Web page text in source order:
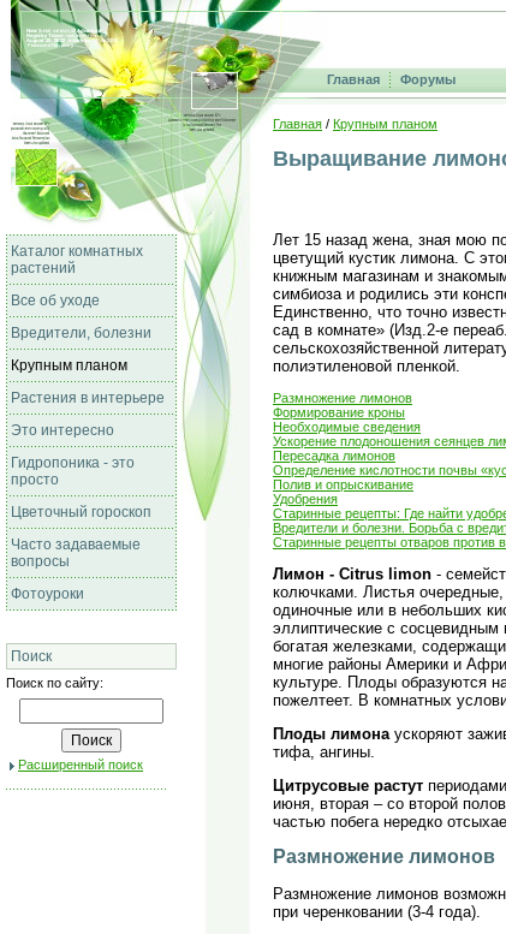
Главная Форумы
Каталог комнатных
растений
Все об уходе
Вредители, болезни
Крупным планом
Растения в интерьере
Это интересно
Гидропоника - это
просто
Цветочный гороскоп
Часто задаваемые
вопросы
Фотоуроки
Поиск
Поиск по сайту:
Расширенный поиск
Главная / Крупным планом
Выращивание
Лет 15 назад жена, зная мою
цветущий кустик лимона. С
книжным магазинам и
симбиоза и родились эти
Единственно, что точно
сад в комнате» (Изд.2-е
сельскохозяйственной
полиэтиленовой пленкой.
Размножение лимонов
Формирование кроны
Необходимые сведения
Ускорение плодоношения сеянцев
Пересадка лимонов
Определение кислотности почвы
Полив и опрыскивание
Удобрения
Старинные рецепты: Где найти
Вредители и болезни. Борьба с
Старинные рецепты отваров против
Лимон - Citrus limon -
колючками. Листья
одиночные или в небольших
эллиптические с
богатая железками,
многие районы Америки и
культуре. Плоды образуются
пожелтеет. В комнатных
Плоды лимонаускоряют
тифа, ангины.
Цитрусовые растут
июня, вторая – со второй
частью побега нередко
Размножение лимонов
Размножение лимонов
при черенковании (3-4 года).